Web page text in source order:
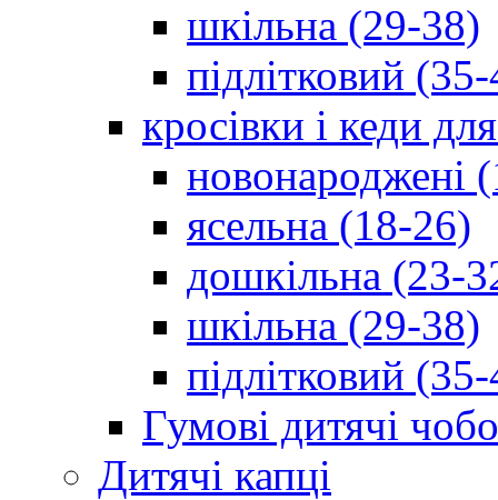
шкільна (29-38)
підлітковий
кросівки і кеди
новонароджені
ясельна (18-26)
дошкільна (23-
шкільна (29-38)
підлітковий
Гумові дитячі
Дитячі капці